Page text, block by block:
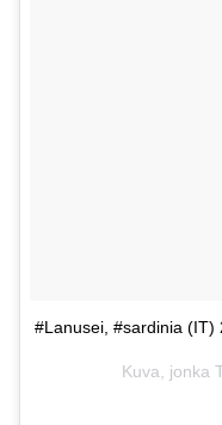
#Lanusei, #sardinia (IT)
Kuva, jonka